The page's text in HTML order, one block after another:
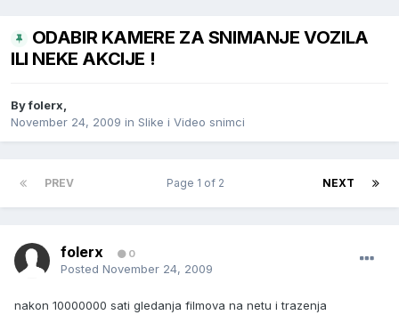
ODABIR KAMERE ZA SNIMANJE VOZILA
ILI NEKE AKCIJE !
Byfolerx,
November 24, 2009 in Slike i Video snimci
PREV NEXT
Page 1 of 2
folerx 0
Posted November 24, 2009
nakon 10000000 sati gledanja filmova na netu i trazenja